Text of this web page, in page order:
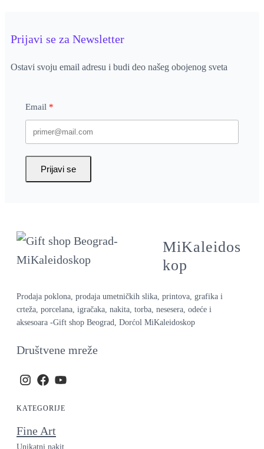
Prijavi se za Newsletter
Ostavi svoju email adresu i budi deo našeg obojenog sveta
Email
Prijavi se
MiKaleidos
kop
Prodaja poklona, prodaja umetničkih slika, printova, grafika i
crteža, porcelana, igračaka, nakita, torba, nesesera, odeće i
aksesoara -Gift shop Beograd, Dorćol MiKaleidoskop
Društvene mreže
KATEGORIJE
Fine Art
Unikatni nakit